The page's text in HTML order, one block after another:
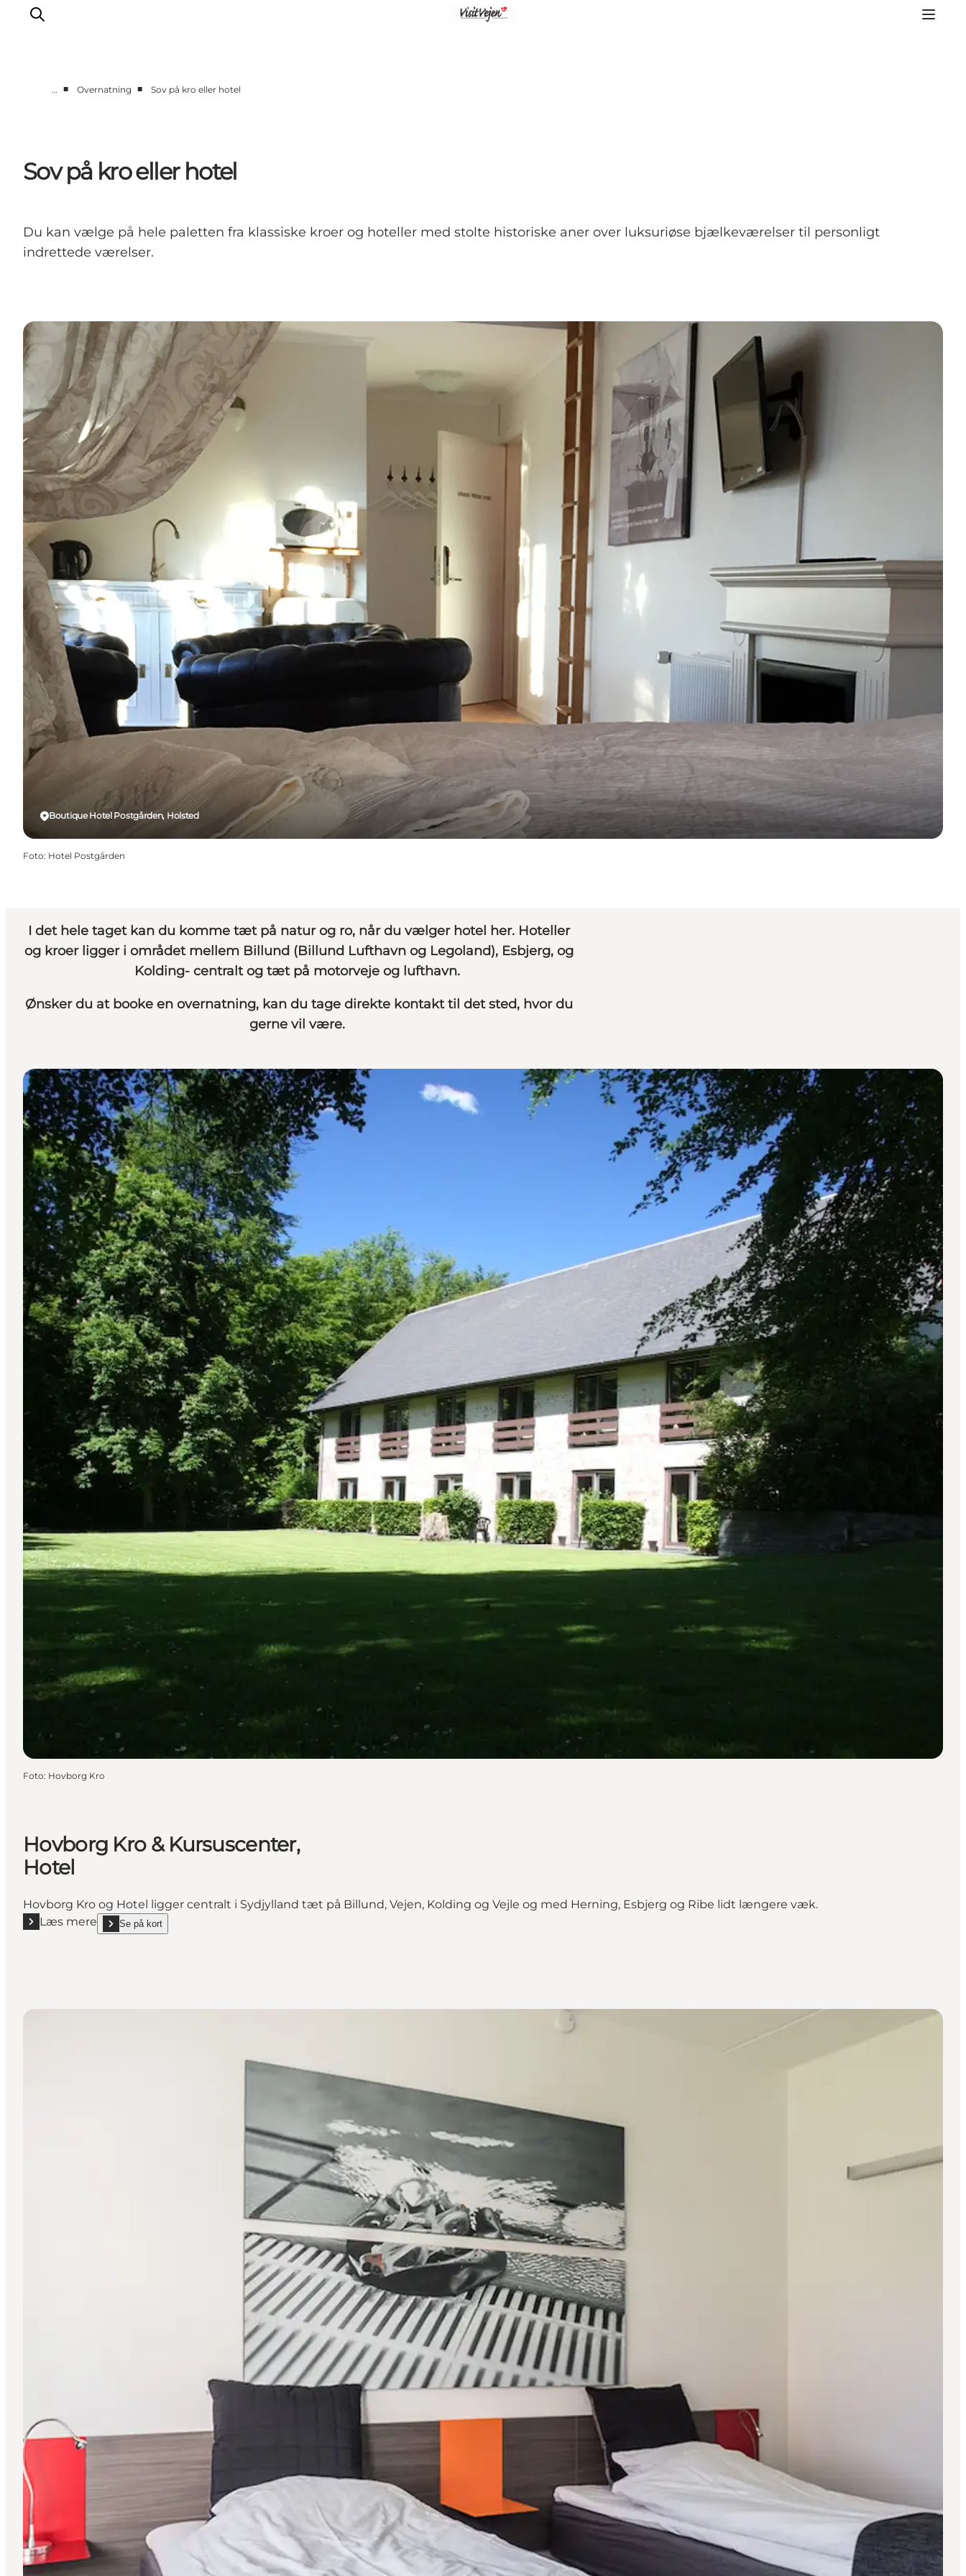
Natur
Se og oplev
Events
Udforsk
… ■ Overnatning ■ Sov på kro eller hotel
Sov på kro eller hotel
Du kan vælge på hele paletten fra klassiske kroer og hoteller med stolte historiske aner over luksuriøse bjælkeværelser til personligt
indrettede værelser.
Boutique Hotel Postgården, Holsted
Foto: Hotel Postgården
I det hele taget kan du komme tæt på natur og ro, når du vælger hotel her. Hoteller
og kroer ligger i området mellem Billund (Billund Lufthavn og Legoland), Esbjerg, og
Kolding- centralt og tæt på motorveje og lufthavn.
Ønsker du at booke en overnatning, kan du tage direkte kontakt til det sted, hvor du
gerne vil være.
Foto: Hovborg Kro
Hovborg Kro & Kursuscenter,
Hotel
Hovborg Kro og Hotel ligger centralt i Sydjylland tæt på Billund, Vejen, Kolding og Vejle og med Herning, Esbjerg og Ribe lidt længere væk.
Læs mere
Læs mere "Hovborg Kro & Kursuscenter, Hotel"
Se på kort
show Hovborg Kro & Kursuscenter, Hotel on_map